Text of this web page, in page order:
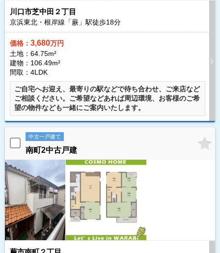
川口市芝中田２丁目
京浜東北・根岸線「蕨」駅徒歩18分
価格： 3,680万円
土地：64.75m²
建物：106.49m²
間取：4LDK
ご自宅へお迎え、最寄りの駅などで待ち合わせ、ご来店など
ご相談ください。ご希望などあれば周辺環境、お客様のご希
望の物件なども一緒にご案内いたします。
中古一戸建て
南町2中古戸建